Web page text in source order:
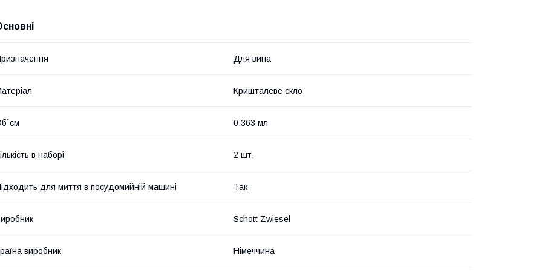
Для вина
Кришталеве скло
0.363 мл
в наборі 2 шт.
для миття в посудомийній машині Так
Schott Zwiesel
виробник Німеччина